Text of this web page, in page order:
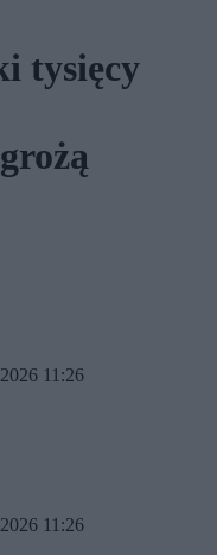
tysięcy
11:26
11:26